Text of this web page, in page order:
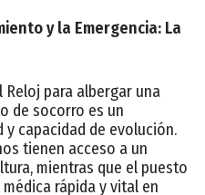
y la Emergencia: La
Reloj para albergar una
de socorro es un
capacidad de evolución.
tienen acceso a un
mientras que el puesto
rápida y vital en